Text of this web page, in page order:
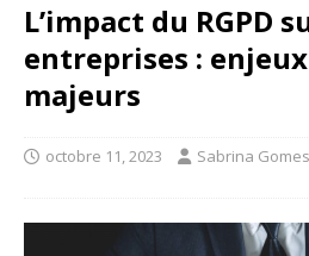
L’impact du RGPD
entreprises :
majeurs
octobre 11, 2023 Sabrina Gomes